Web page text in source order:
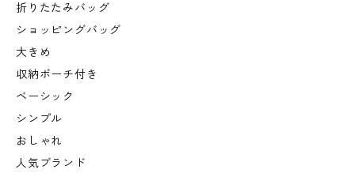
折りたたみバッグ
ショッピングバッグ
大きめ
収納ポーチ付き
ベーシック
シンプル
おしゃれ
人気ブランド